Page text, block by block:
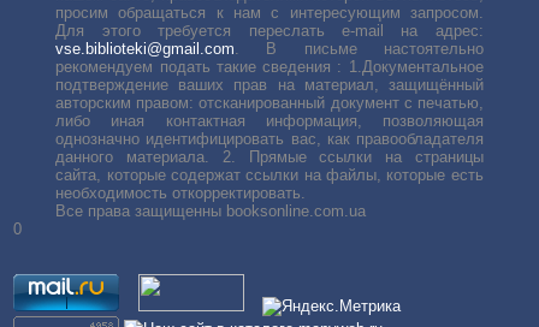
просим обращаться к нам с интересующим запросом.
Для этого требуется переслать е-mail на адрес:
vse.biblioteki@gmail.com . В письме настоятельно
рекомендуем подать такие сведения : 1.Документальное
подтверждение ваших прав на материал, защищённый
авторским правом: отсканированный документ с печатью,
либо иная контактная информация, позволяющая
однозначно идентифицировать вас, как правообладателя
данного материала. 2. Прямые ссылки на страницы
сайта, которые содержат ссылки на файлы, которые есть
необходимость откорректировать.
Все права защищенны booksonline.com.ua
0